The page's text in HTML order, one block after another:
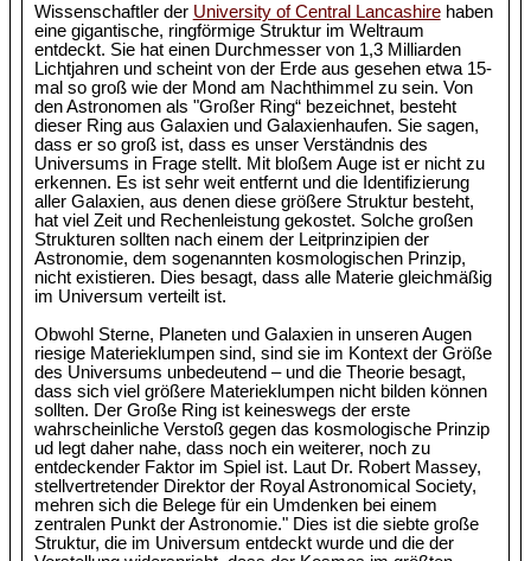
Wissenschaftler der University of Central Lancashirehaben
eine gigantische, ringförmige Struktur im Weltraum
entdeckt. Sie hat einen Durchmesser von 1,3 Milliarden
Lichtjahren und scheint von der Erde aus gesehen etwa 15-
mal so groß wie der Mond am Nachthimmel zu sein. Von
den Astronomen als "Großer Ring“ bezeichnet, besteht
dieser Ring aus Galaxien und Galaxienhaufen. Sie sagen,
dass er so groß ist, dass es unser Verständnis des
Universums in Frage stellt. Mit bloßem Auge ist er nicht zu
erkennen. Es ist sehr weit entfernt und die Identifizierung
aller Galaxien, aus denen diese größere Struktur besteht,
hat viel Zeit und Rechenleistung gekostet. Solche großen
Strukturen sollten nach einem der Leitprinzipien der
Astronomie, dem sogenannten kosmologischen Prinzip,
nicht existieren. Dies besagt, dass alle Materie gleichmäßig
im Universum verteilt ist.
Obwohl Sterne, Planeten und Galaxien in unseren Augen
riesige Materieklumpen sind, sind sie im Kontext der Größe
des Universums unbedeutend – und die Theorie besagt,
dass sich viel größere Materieklumpen nicht bilden können
sollten. Der Große Ring ist keineswegs der erste
wahrscheinliche Verstoß gegen das kosmologische Prinzip
ud legt daher nahe, dass noch ein weiterer, noch zu
entdeckender Faktor im Spiel ist. Laut Dr. Robert Massey,
stellvertretender Direktor der Royal Astronomical Society,
mehren sich die Belege für ein Umdenken bei einem
zentralen Punkt der Astronomie." Dies ist die siebte große
Struktur, die im Universum entdeckt wurde und die der